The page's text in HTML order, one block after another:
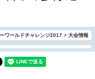
ワールドチャレンジ2017 > 大会情報